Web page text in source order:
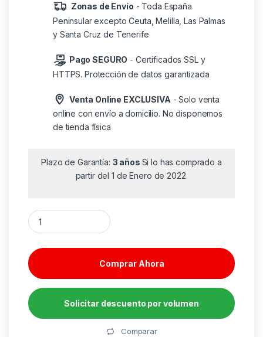
Zonas de Envío - Toda España
Peninsular excepto Ceuta, Melilla, Las Palmas
y Santa Cruz de Tenerife
Pago SEGURO - Certificados SSL y
HTTPS. Protección de datos garantizada
Venta Online EXCLUSIVA - Solo venta
online con envío a domicilio. No disponemos
de tienda física
Plazo de Garantía: 3 años Si lo has comprado a
partir del 1 de Enero de 2022.
Sistema de Refrigeración Líquida Mars Gaming ML-PROII360/
Comprar Ahora
Solicitar descuento por volumen
Comparar